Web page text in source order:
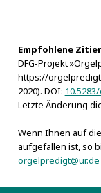
(Schneeberg
Orgeln:
Gröningen,
Empfohlene
DFG-Projekt
https://
2020). DOI:
Letzte Änderung
Wenn Ihnen auf
aufgefallen ist, so
orgelpredigt@ur.de